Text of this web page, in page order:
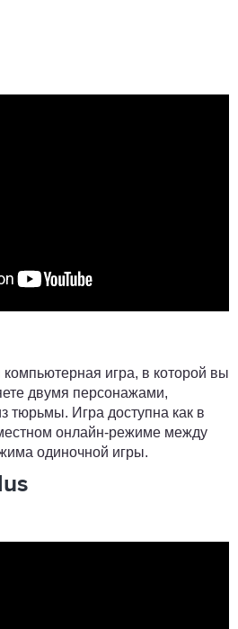
игра, в которой вы
двумя персонажами,
тюрьмы. Игра доступна как в
онлайн-режиме между
одиночной игры.